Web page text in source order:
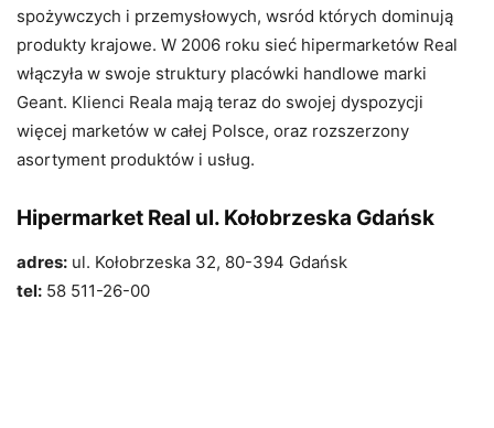
spożywczych i przemysłowych, wsród których dominują
produkty krajowe. W 2006 roku sieć hipermarketów Real
włączyła w swoje struktury placówki handlowe marki
Geant. Klienci Reala mają teraz do swojej dyspozycji
więcej marketów w całej Polsce, oraz rozszerzony
asortyment produktów i usług.
Hipermarket Real ul. Kołobrzeska Gdańsk
adres: ul. Kołobrzeska 32, 80-394 Gdańsk
tel: 58 511-26-00